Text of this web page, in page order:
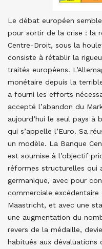
Le débat européen
pour sortir de la crise : la
Centre-Droit, sous la
consiste à rétablir la
traités européens.
monétaire depuis la
a fourni les efforts
accepté l’abandon du
aujourd’hui le seul pays à
qui s’appelle l’Euro. Sa
un modèle. La Banque
est soumise à l’objectif
réformes structurelles qui
germanique, avec pour
commerciale
Maastricht, et avec une
une augmentation du
revers de la médaille,
habitués aux